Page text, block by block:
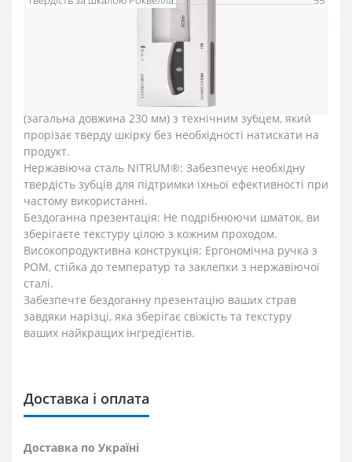
Приготування ваших салатів та гарнірів починається з
поваги до соковитості продукту.
Ідеальні скибочки, що зберігають всю соковитість
Спеціальне мікрозубчасте лезо: Лезо довжиною 130 мм
(загальна довжина 230 мм) з технічним зубцем, який
прорізає тверду шкірку без необхідності натискати на
продукт.
Нержавіюча сталь NITRUM®: Забезпечує необхідну
твердість зубців для підтримки їхньої ефективності при
частому використанні.
Бездоганна презентація: Не подрібнюючи шматок, ви
зберігаєте текстуру цілою з кожним проходом.
Високопродуктивна конструкція: Ергономічна ручка з
POM, стійка до температур та заклепки з нержавіючої
сталі.
Забезпечте бездоганну презентацію ваших страв
завдяки нарізці, яка зберігає свіжість та текстуру
ваших найкращих інгредієнтів.
Доставка і оплата
Доставка по Україні